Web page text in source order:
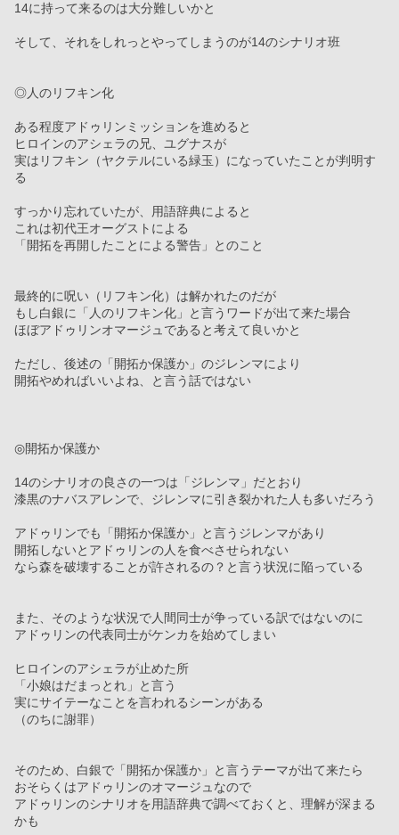
14に持って来るのは大分難しいかと
そして、それをしれっとやってしまうのが14のシナリオ班
◎人のリフキン化
ある程度アドゥリンミッションを進めると
ヒロインのアシェラの兄、ユグナスが
実はリフキン（ヤクテルにいる緑玉）になっていたことが判明す
る
すっかり忘れていたが、用語辞典によると
これは初代王オーグストによる
「開拓を再開したことによる警告」とのこと
最終的に呪い（リフキン化）は解かれたのだが
もし白銀に「人のリフキン化」と言うワードが出て来た場合
ほぼアドゥリンオマージュであると考えて良いかと
ただし、後述の「開拓か保護か」のジレンマにより
開拓やめればいいよね、と言う話ではない
◎開拓か保護か
14のシナリオの良さの一つは「ジレンマ」だとおり
漆黒のナバスアレンで、ジレンマに引き裂かれた人も多いだろう
アドゥリンでも「開拓か保護か」と言うジレンマがあり
開拓しないとアドゥリンの人を食べさせられない
なら森を破壊することが許されるの？と言う状況に陥っている
また、そのような状況で人間同士が争っている訳ではないのに
アドゥリンの代表同士がケンカを始めてしまい
ヒロインのアシェラが止めた所
「小娘はだまっとれ」と言う
実にサイテーなことを言われるシーンがある
（のちに謝罪）
そのため、白銀で「開拓か保護か」と言うテーマが出て来たら
おそらくはアドゥリンのオマージュなので
アドゥリンのシナリオを用語辞典で調べておくと、理解が深まる
かも